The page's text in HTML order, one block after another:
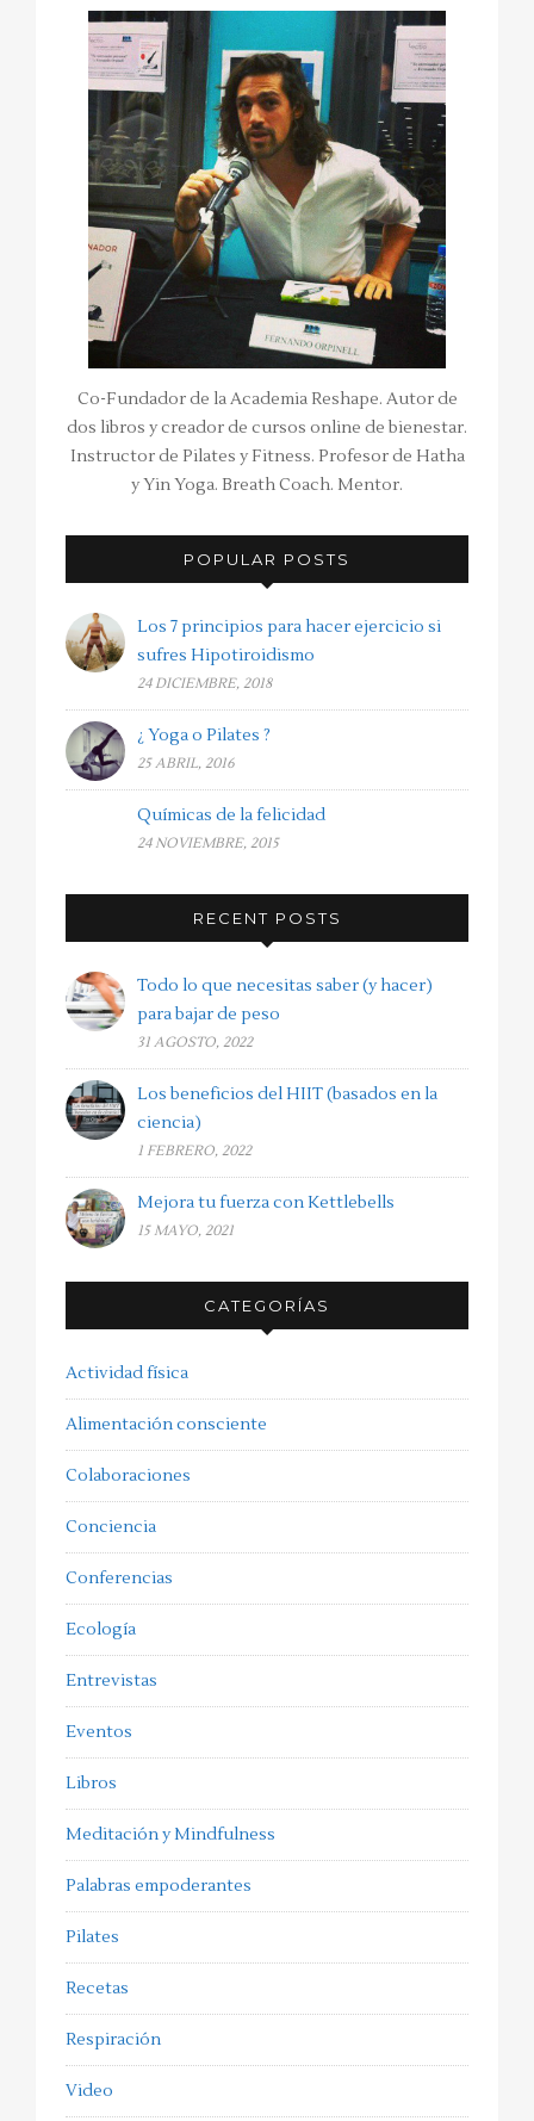
Co-Fundador de la Academia Reshape. Autor de
dos libros y creador de cursos online de bienestar.
Instructor de Pilates y Fitness. Profesor de Hatha
y Yin Yoga. Breath Coach. Mentor.
POPULAR POSTS
Los 7 principios para hacer ejercicio si
sufres Hipotiroidismo
24 DICIEMBRE, 2018
¿ Yoga o Pilates ?
25 ABRIL, 2016
Químicas de la felicidad
24 NOVIEMBRE, 2015
RECENT POSTS
Todo lo que necesitas saber (y hacer)
para bajar de peso
31 AGOSTO, 2022
Los beneficios del HIIT (basados en la
ciencia)
1 FEBRERO, 2022
Mejora tu fuerza con Kettlebells
15 MAYO, 2021
CATEGORÍAS
Actividad física
Alimentación consciente
Colaboraciones
Conciencia
Conferencias
Ecología
Entrevistas
Eventos
Libros
Meditación y Mindfulness
Palabras empoderantes
Pilates
Recetas
Respiración
Video